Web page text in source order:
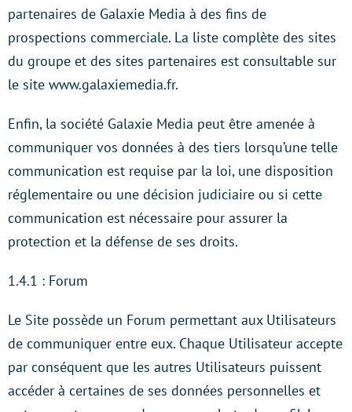
partenaires de Galaxie Media à des fins de
prospections commerciale. La liste complète des sites
du groupe et des sites partenaires est consultable sur
le site www.galaxiemedia.fr.
Enfin, la société Galaxie Media peut être amenée à
communiquer vos données à des tiers lorsqu’une telle
communication est requise par la loi, une disposition
réglementaire ou une décision judiciaire ou si cette
communication est nécessaire pour assurer la
protection et la défense de ses droits.
1.4.1 : Forum
Le Site possède un Forum permettant aux Utilisateurs
de communiquer entre eux. Chaque Utilisateur accepte
par conséquent que les autres Utilisateurs puissent
accéder à certaines de ses données personnelles et